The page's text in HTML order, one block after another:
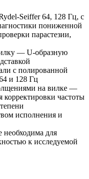
Seiffer 64, 128 Гц, с
пониженной
парастезии,
— U-образную
с полированной
и 128 Гц
на вилке —
частоты
исполнения и
необходима для
к исследуемой